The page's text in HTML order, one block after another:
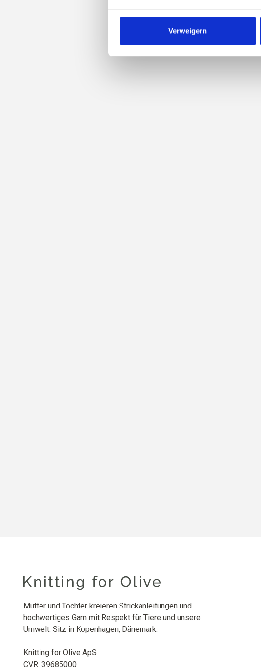
Verweigern
Mutter und Tochter kreieren Strickanleitungen und
hochwertiges Garn mit Respekt für Tiere und unsere
Umwelt. Sitz in Kopenhagen, Dänemark.
Knitting for Olive ApS
CVR: 39685000